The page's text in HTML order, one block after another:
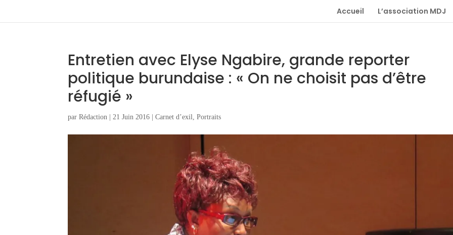
Accueil L’association MDJ
Entretien avec Elyse Ngabire, grande reporter
politique burundaise : « On ne choisit pas d’être
réfugié »
parRédaction |21 Juin 2016 |Carnet d’exil,Portraits